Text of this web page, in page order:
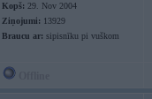
Kopš: 29. Nov 2004
Ziņojumi: 13929
Braucu ar: sipisnīku pi vuškom